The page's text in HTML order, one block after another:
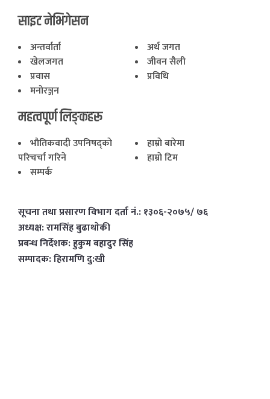
साइट नेभिगेसन
अन्तर्वार्ता
अर्थ जगत
खेलजगत
जीवन सैली
प्रवास
प्रविधि
मनोरञ्जन
महत्वपूर्ण लिङ्कहरू
भाैतिकवादी उपनिषद्काे
परिचर्चा गरिने
हाम्राे बारेमा
हाम्राे टिम
सम्पर्क
सूचना तथा प्रसारण विभाग दर्ता नं.: १३०६-२०७५/ ७६
अध्यक्ष: रामसिंह बुढाथाेकी
प्रबन्ध निर्देशक: हुकुम बहादुर सिंह
सम्पादक: हिरामणि दु:खी